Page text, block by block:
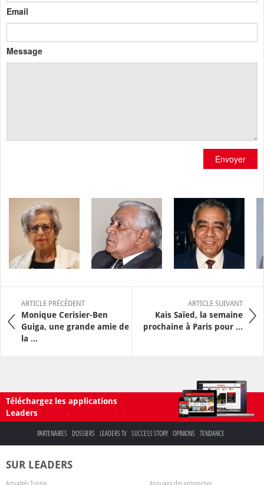
Email
Message
Envoyer
ARTICLE PRÉCÉDENT
Monique Cerisier-Ben
Guiga, une grande amie de
la ...
ARTICLE SUIVANT
Kais Saïed, la semaine
prochaine à Paris pour ...
Téléchargez les applications
Leaders
PARTENAIRES DOSSIERS LEADERS TV SUCCESS STORY OPINIONS TENDANCE
SUR LEADERS